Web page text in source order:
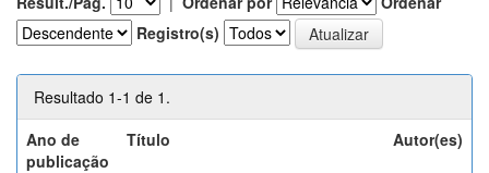
Registro(s)
Resultado 1-1 de 1.
Ano de
publicação
Título Autor(es)